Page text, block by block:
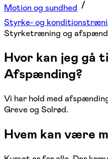
Motion og sundhed
Styrke- og
Styrketræning og
Hvor kan jeg gå
Afspænding?
Vi har hold med
Greve og Solrød.
Hvem kan være